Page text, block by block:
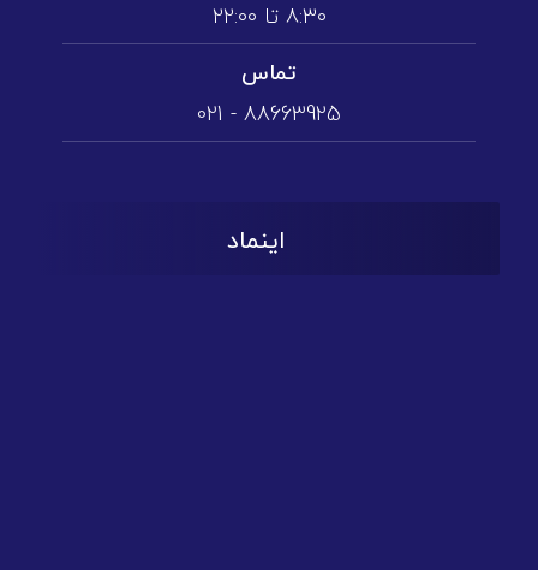
۸:۳۰ تا ۲۲:۰۰
تماس
88663925 - 021
اینماد